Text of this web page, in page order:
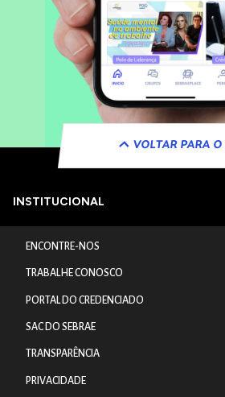
VOLTAR PARA
INSTITUCIONAL
ENCONTRE-NOS
TRABALHE CONOSCO
PORTAL DO CREDENCIADO
SAC DO SEBRAE
TRANSPARÊNCIA
PRIVACIDADE